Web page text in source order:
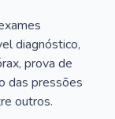
diagnóstico,
prova de
das pressões
outros.